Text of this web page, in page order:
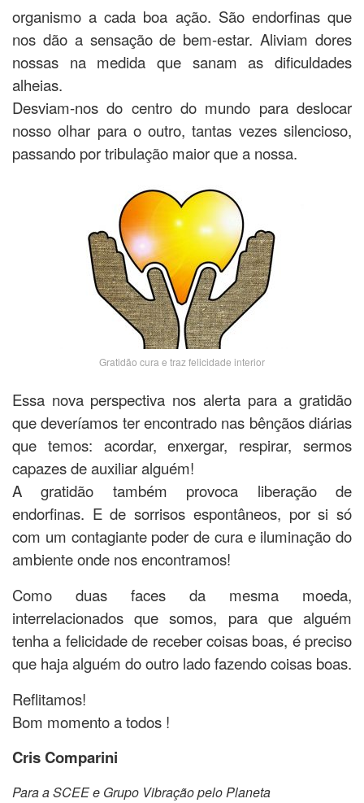
organismo a cada boa ação. São endorfinas que
nos dão a sensação de bem-estar.Aliviam dores
nossas na medida que sanam as dificuldades
alheias.
Desviam-nos do centro do mundo para deslocar
nosso olhar para o outro, tantas vezes silencioso,
passando por tribulação maior que a nossa.
Gratidão cura e traz felicidade interior
Essa nova perspectiva nos alerta para a gratidão
que deveríamos ter encontrado nas bênçãos diárias
que temos: acordar, enxergar, respirar, sermos
capazes de auxiliar alguém!
A gratidão também provoca liberação de
endorfinas. E de sorrisos espontâneos, por si só
com um contagiante poder de cura e iluminação do
ambiente onde nos encontramos!
Como duas faces da mesma moeda,
interrelacionados que somos, para que alguém
tenha a felicidade de receber coisas boas, é preciso
que haja alguém do outro lado fazendo coisas boas.
Reflitamos!
Bom momento a todos !
Cris Comparini
Para a SCEE e Grupo Vibração pelo Planeta